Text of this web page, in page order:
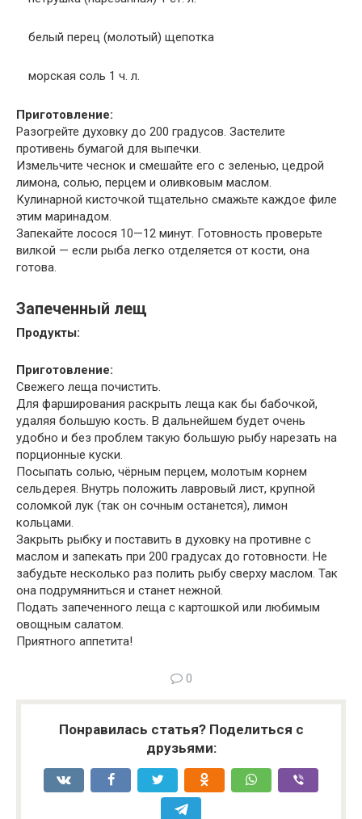
белый перец (молотый) щепотка
морская соль 1 ч. л.
Приготовление:
Разогрейте духовку до 200 градусов. Застелите
противень бумагой для выпечки.
Измельчите чеснок и смешайте его с зеленью, цедрой
лимона, солью, перцем и оливковым маслом.
Кулинарной кисточкой тщательно смажьте каждое филе
этим маринадом.
Запекайте лосося 10—12 минут. Готовность проверьте
вилкой — если рыба легко отделяется от кости, она
готова.
Запеченный лещ
Продукты:
Приготовление:
Свежего леща почистить.
Для фарширования раскрыть леща как бы бабочкой,
удаляя большую кость. В дальнейшем будет очень
удобно и без проблем такую большую рыбу нарезать на
порционные куски.
Посыпать солью, чёрным перцем, молотым корнем
сельдерея. Внутрь положить лавровый лист, крупной
соломкой лук (так он сочным останется), лимон
кольцами.
Закрыть рыбку и поставить в духовку на противне с
маслом и запекать при 200 градусах до готовности. Не
забудьте несколько раз полить рыбу сверху маслом. Так
она подрумяниться и станет нежной.
Подать запеченного леща с картошкой или любимым
овощным салатом.
Приятного аппетита!
0
Понравилась статья? Поделиться с
друзьями: